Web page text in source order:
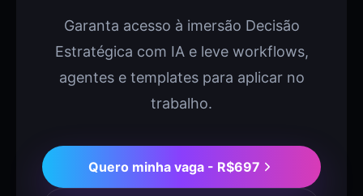
Garanta acesso à imersão Decisão
Estratégica com IA e leve workflows,
agentes e templates para aplicar no
trabalho.
Quero minha vaga - R$697